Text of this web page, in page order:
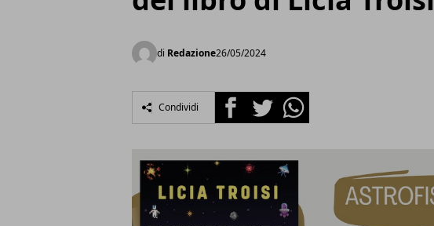
di Redazione26/05/2024
Condividi FacebookTwitterWhatsapp